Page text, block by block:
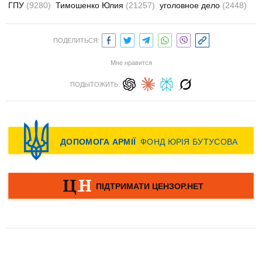
ГПУ (9280) Тимошенко Юлия (21257) уголовное дело (2448)
ПОДЕЛИТЬСЯ:
Мне нравится
ПОДЫТОЖИТЬ: